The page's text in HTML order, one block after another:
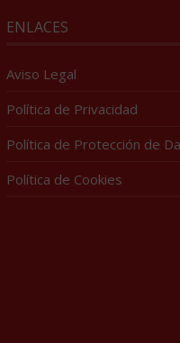
ENLACES
Aviso Legal
Política de Privacidad
Política de Protección de
Política de Cookies